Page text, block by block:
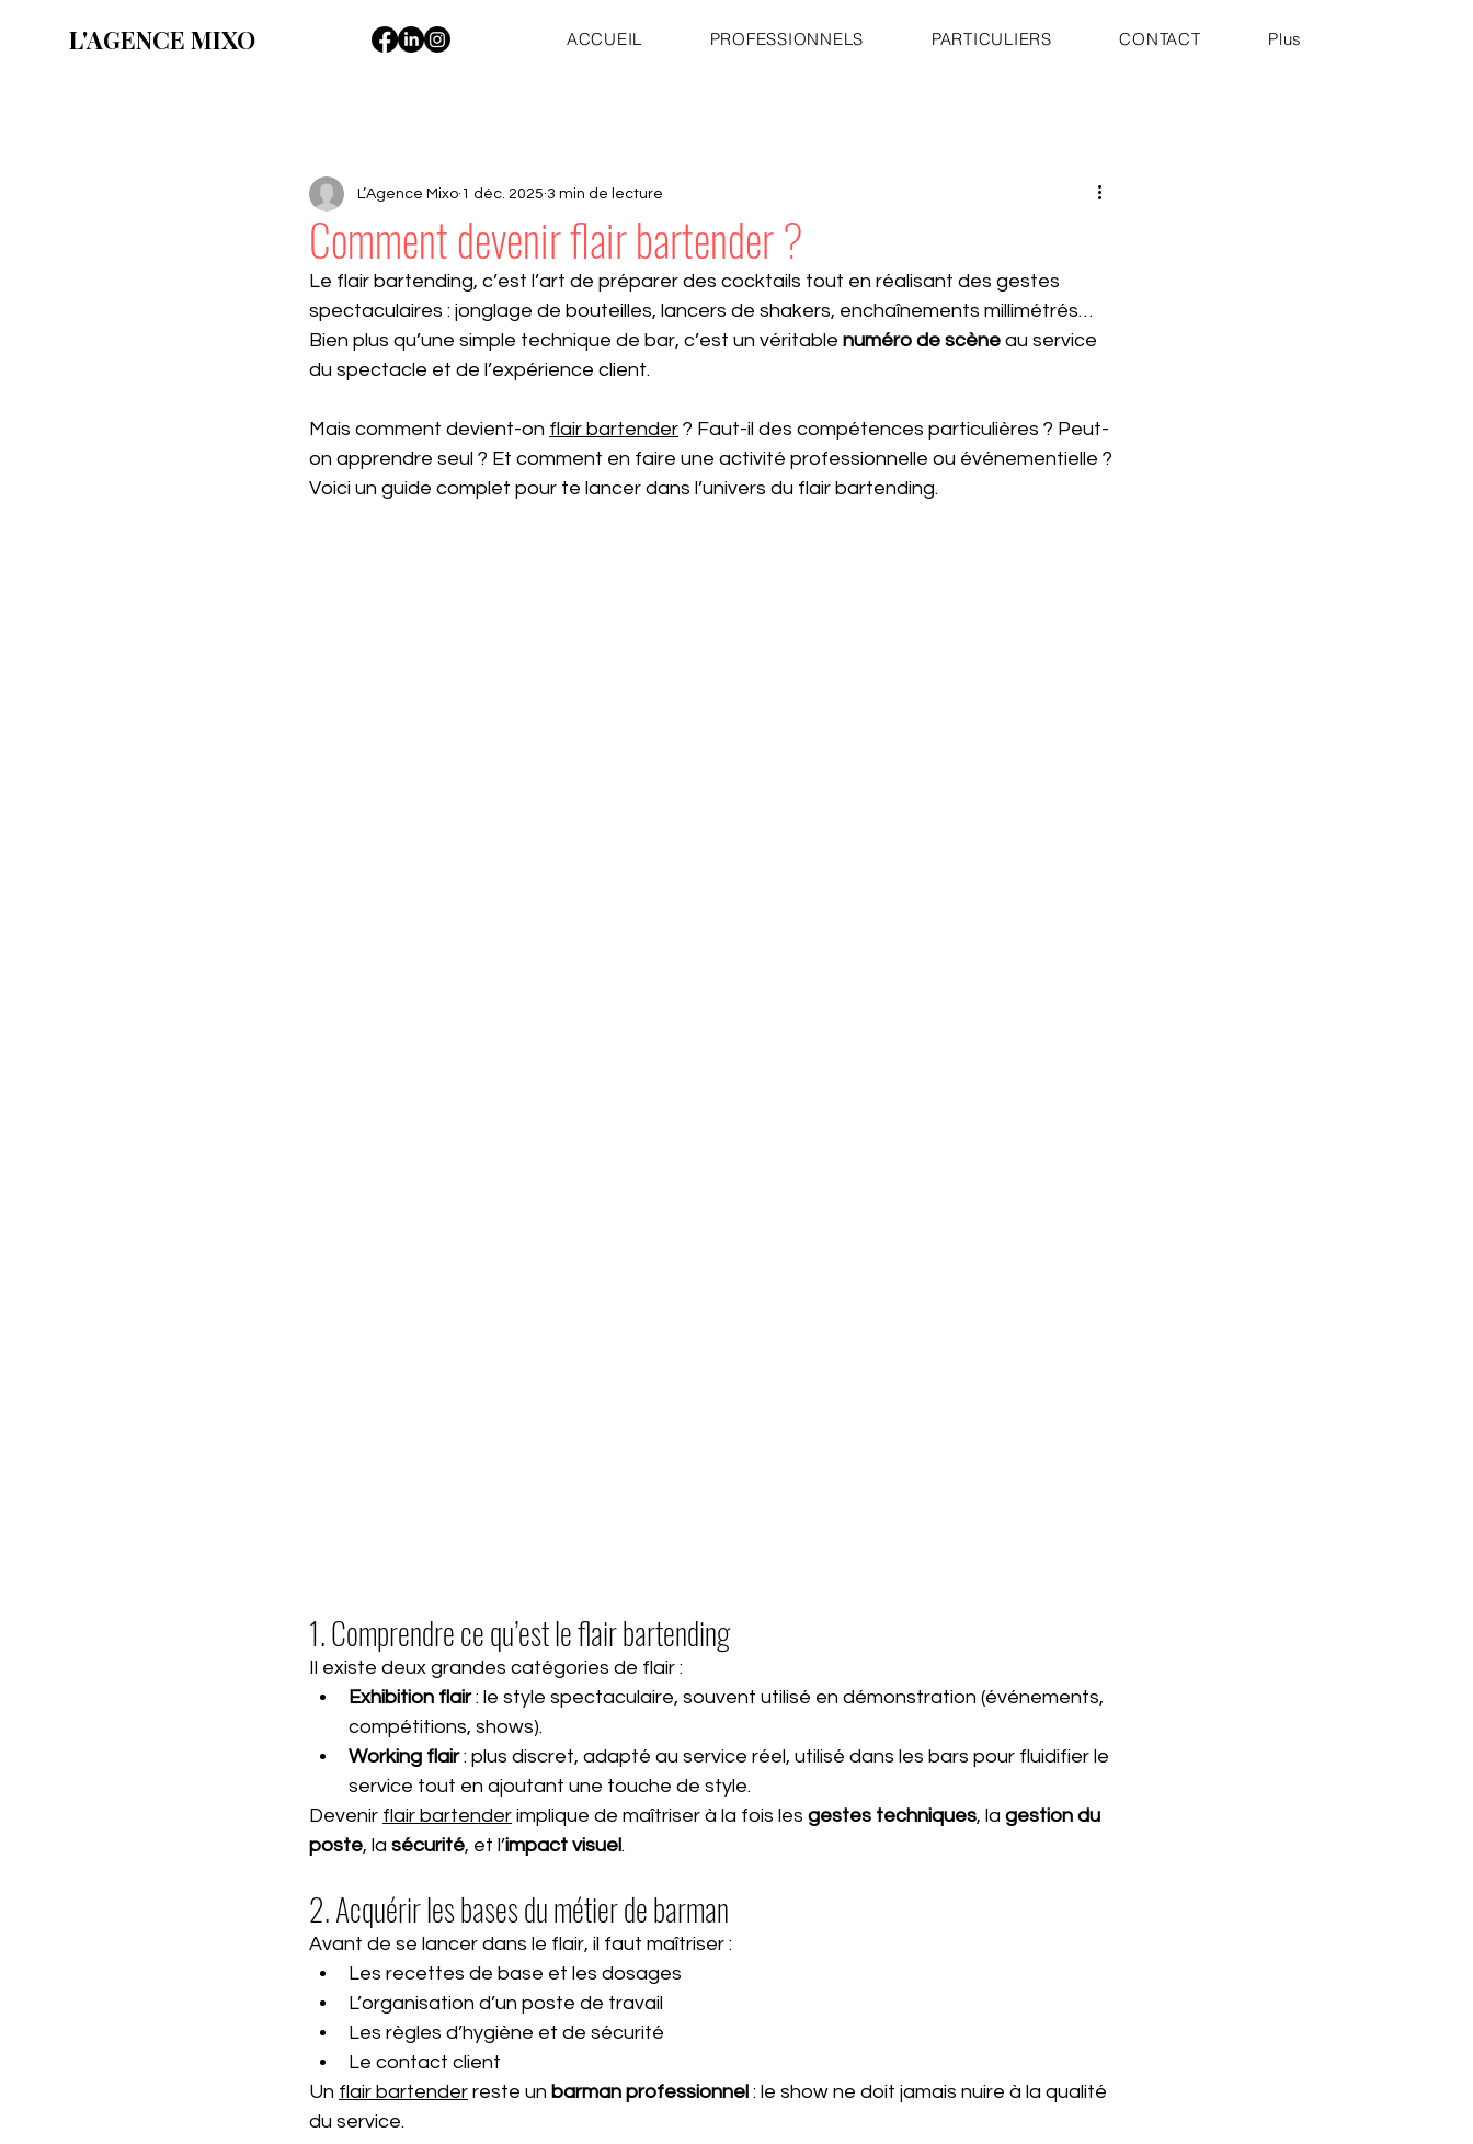
L'AGENCE MIXO ACCUEIL PROFESSIONNELS PARTICULIERS CONTACT Plus
Comment devenir flair bartender ?
L’Agence Mixo 1 déc. 2025 3 min de lecture
Le flair bartending, c’est l’art de préparer des cocktails tout en réalisant des gestes
spectaculaires : jonglage de bouteilles, lancers de shakers, enchaînements millimétrés…
Bien plus qu’une simple technique de bar, c’est un véritable numéro de scène au service
du spectacle et de l’expérience client.
Mais comment devient-on flair bartender ? Faut-il des compétences particulières ? Peut-
on apprendre seul ? Et comment en faire une activité professionnelle ou événementielle ?
Voici un guide complet pour te lancer dans l’univers du flair bartending.
1. Comprendre ce qu’est le flair bartending
Il existe deux grandes catégories de flair :
Exhibition flair : le style spectaculaire, souvent utilisé en démonstration (événements,
compétitions, shows).
Working flair : plus discret, adapté au service réel, utilisé dans les bars pour fluidifier le
service tout en ajoutant une touche de style.
Devenir flair bartender implique de maîtriser à la fois les gestes techniques, la gestion du
poste, la sécurité, et l’impact visuel.
2. Acquérir les bases du métier de barman
Avant de se lancer dans le flair, il faut maîtriser :
Les recettes de base et les dosages
L’organisation d’un poste de travail
Les règles d’hygiène et de sécurité
Le contact client
Un flair bartender reste un barman professionnel : le show ne doit jamais nuire à la qualité
du service.